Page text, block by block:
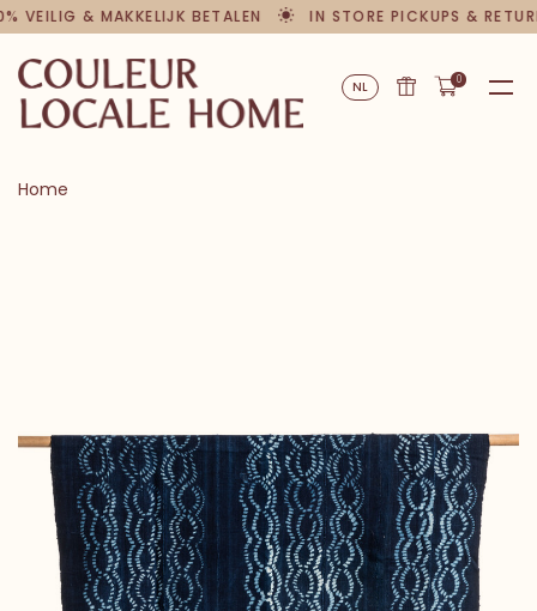
VEILIG & MAKKELIJK BETALEN IN STORE PICKUPS &
NL 0
Home